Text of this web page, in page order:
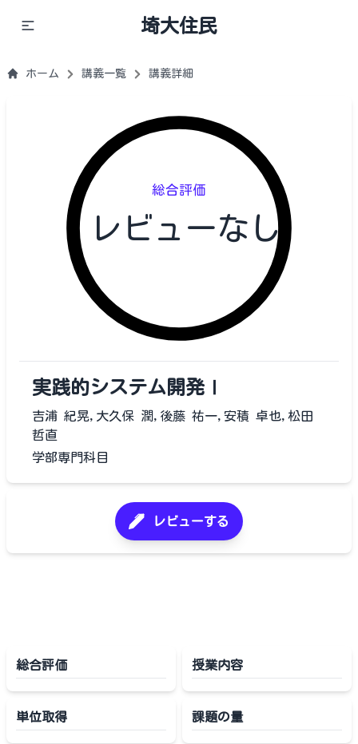
埼大住民
ホーム 講義一覧 講義詳細
総合評価
レビューなし
実践的システム開発Ⅰ
吉浦 紀晃,大久保 潤,後藤 祐一,安積 卓也,松田
哲直
学部専門科目
レビューする
総合評価 授業内容
単位取得 課題の量